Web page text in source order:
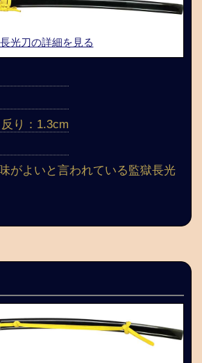
長光刀の詳細を見る
り：1.3cm
がよいと言われている監獄長光